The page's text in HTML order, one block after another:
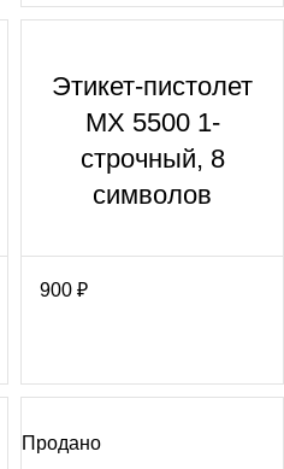
Этикет-пистолет
МХ 5500 1-
строчный, 8
символов
900 ₽
Продано